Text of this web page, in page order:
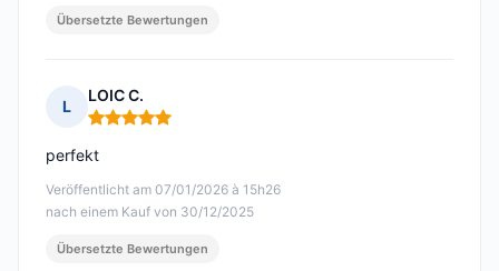
Übersetzte Bewertungen
L
LOIC C.
Hinweis: 5 von 5
Veröffentlicht am 07/01/2026 à 15h26
nach einem Kauf von 30/12/2025
perfekt
Übersetzte Bewertungen